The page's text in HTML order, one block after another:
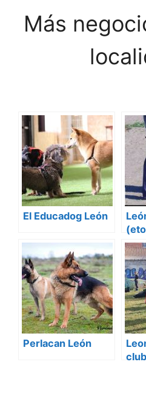
Más
El Educadog León
Perlacan León
club